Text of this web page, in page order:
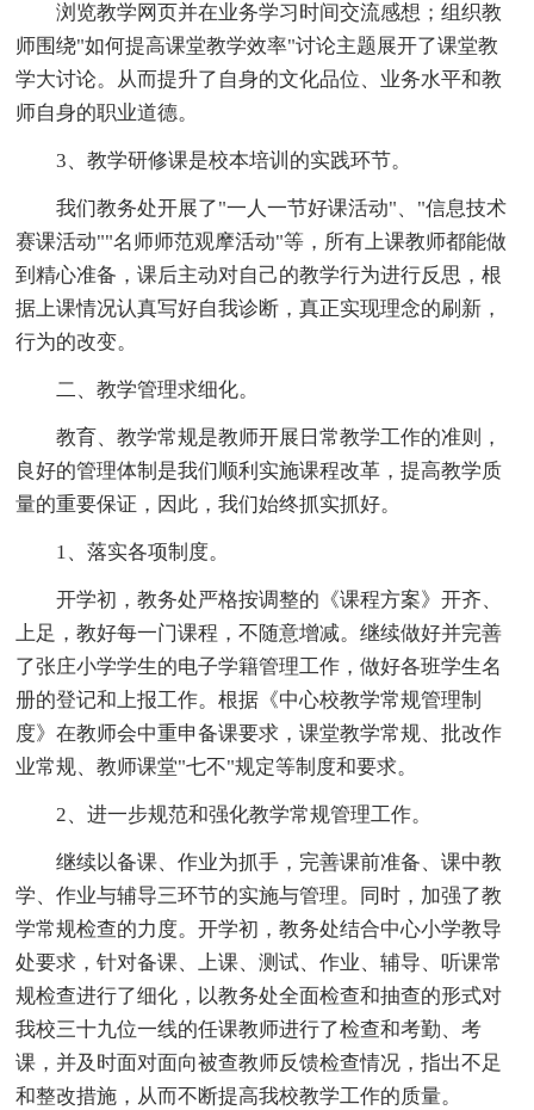
浏览教学网页并在业务学习时间交流感想；组织教
师围绕"如何提高课堂教学效率"讨论主题展开了课堂教
学大讨论。从而提升了自身的文化品位、业务水平和教
师自身的职业道德。
3、教学研修课是校本培训的实践环节。
我们教务处开展了"一人一节好课活动"、"信息技术
赛课活动""名师师范观摩活动"等，所有上课教师都能做
到精心准备，课后主动对自己的教学行为进行反思，根
据上课情况认真写好自我诊断，真正实现理念的刷新，
行为的改变。
二、教学管理求细化。
教育、教学常规是教师开展日常教学工作的准则，
良好的管理体制是我们顺利实施课程改革，提高教学质
量的重要保证，因此，我们始终抓实抓好。
1、落实各项制度。
开学初，教务处严格按调整的《课程方案》开齐、
上足，教好每一门课程，不随意增减。继续做好并完善
了张庄小学学生的电子学籍管理工作，做好各班学生名
册的登记和上报工作。根据《中心校教学常规管理制
度》在教师会中重申备课要求，课堂教学常规、批改作
业常规、教师课堂"七不"规定等制度和要求。
2、进一步规范和强化教学常规管理工作。
继续以备课、作业为抓手，完善课前准备、课中教
学、作业与辅导三环节的实施与管理。同时，加强了教
学常规检查的力度。开学初，教务处结合中心小学教导
处要求，针对备课、上课、测试、作业、辅导、听课常
规检查进行了细化，以教务处全面检查和抽查的形式对
我校三十九位一线的任课教师进行了检查和考勤、考
课，并及时面对面向被查教师反馈检查情况，指出不足
和整改措施，从而不断提高我校教学工作的质量。